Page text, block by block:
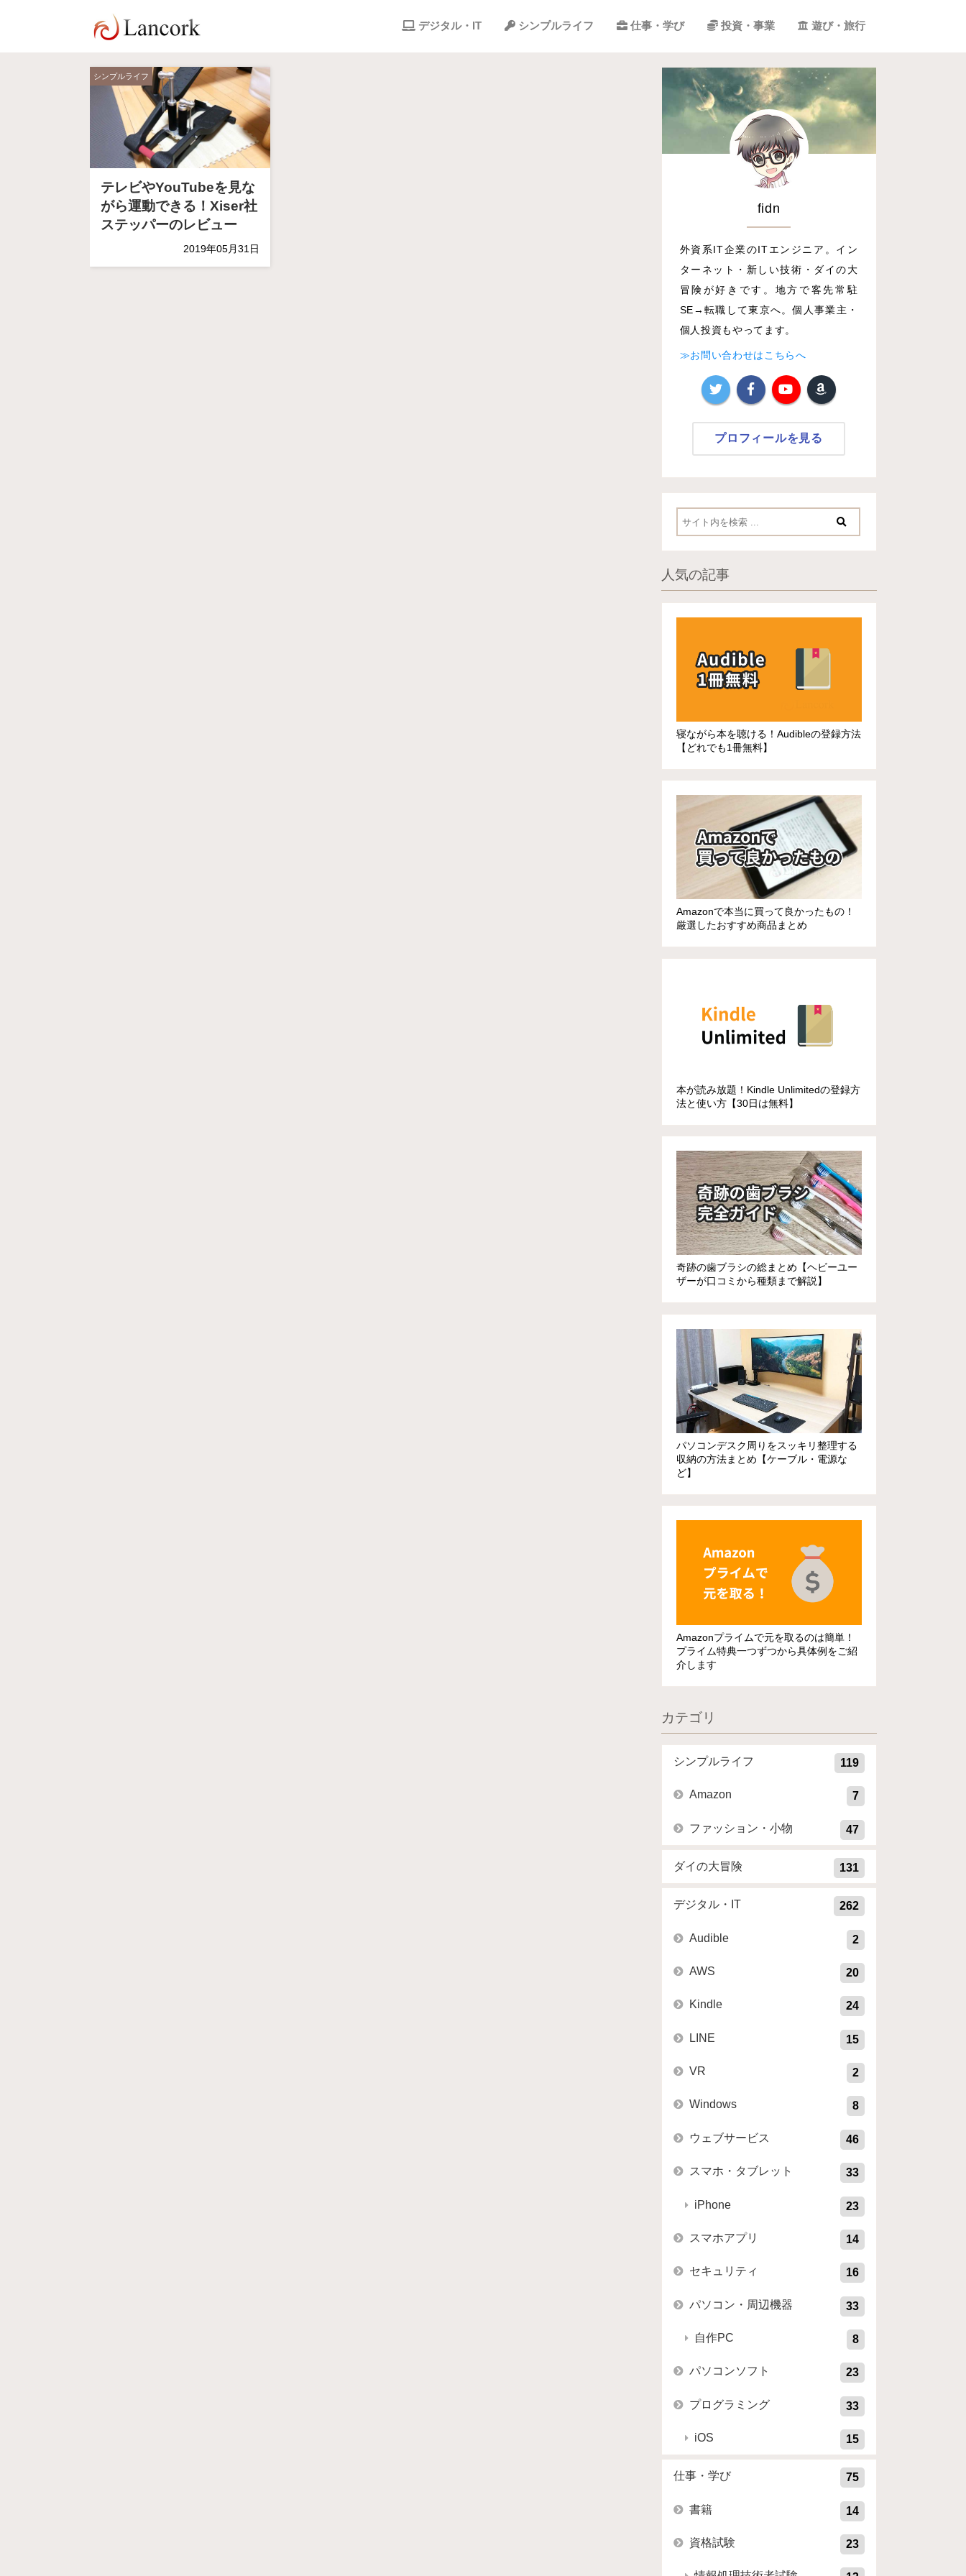
デジタル・IT シンプルライフ 仕事・学び 投資・事業 遊び・旅行
シンプルライフ
テレビやYouTubeを見な
がら運動できる！Xiser社
ステッパーのレビュー
2019年05月31日
fidn
外資系IT企業のITエンジニア。イン
ターネット・新しい技術・ダイの大
冒険が好きです。地方で客先常駐
SE→転職して東京へ。個人事業主・
個人投資もやってます。
≫お問い合わせはこちらへ
プロフィールを見る
人気の記事
寝ながら本を聴ける！Audibleの登録方法
【どれでも1冊無料】
Amazonで本当に買って良かったもの！
厳選したおすすめ商品まとめ
本が読み放題！Kindle Unlimitedの登録方
法と使い方【30日は無料】
奇跡の歯ブラシの総まとめ【ヘビーユー
ザーが口コミから種類まで解説】
パソコンデスク周りをスッキリ整理する
収納の方法まとめ【ケーブル・電源な
ど】
Amazonプライムで元を取るのは簡単！
プライム特典一つずつから具体例をご紹
介します
カテゴリ
シンプルライフ 119
Amazon 7
ファッション・小物 47
ダイの大冒険 131
デジタル・IT 262
Audible 2
AWS 20
Kindle 24
LINE 15
VR 2
Windows 8
ウェブサービス 46
スマホ・タブレット 33
iPhone 23
スマホアプリ 14
セキュリティ 16
パソコン・周辺機器 33
自作PC 8
パソコンソフト 23
プログラミング 33
iOS 15
仕事・学び 75
書籍 14
資格試験 23